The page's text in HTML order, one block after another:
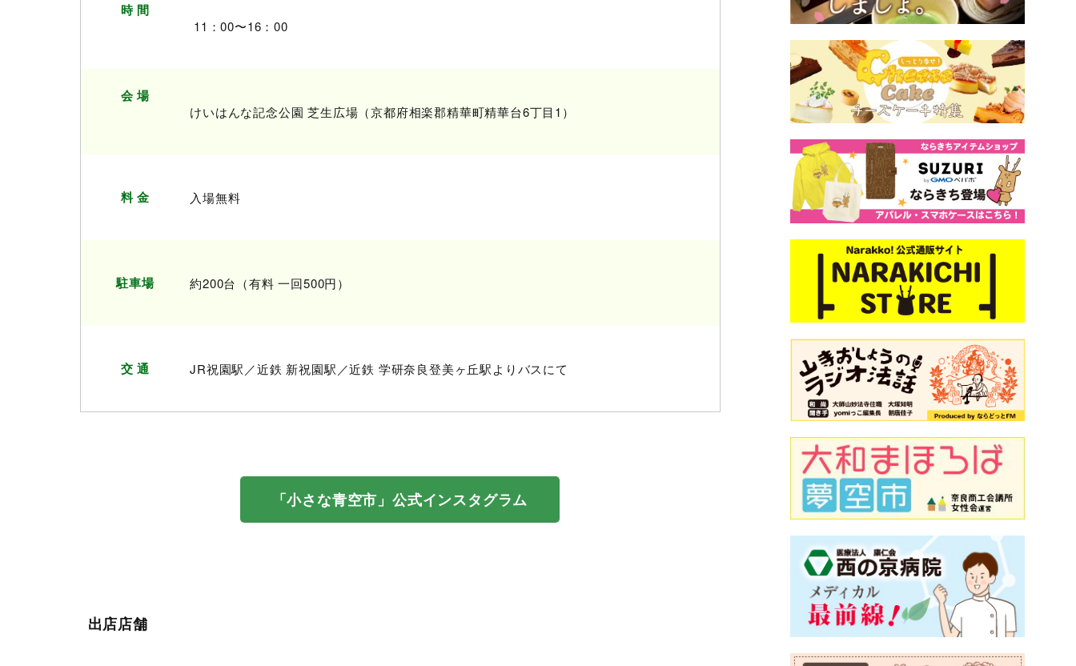
時 間
11：00〜16：00
会 場
けいはんな記念公園 芝生広場（京都府相楽郡精華町精華台6丁目1）
料 金 入場無料
駐車場 約200台（有料 一回500円）
交 通 JR祝園駅／近鉄 新祝園駅／近鉄 学研奈良登美ヶ丘駅よりバスにて
「小さな青空市」公式インスタグラム
出店店舗